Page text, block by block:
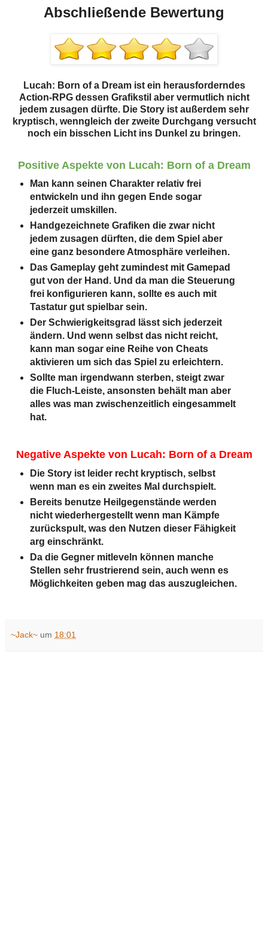
Abschließende Bewertung
Lucah: Born of a Dream ist ein herausforderndes
Action-RPG dessen Grafikstil aber vermutlich nicht
jedem zusagen dürfte. Die Story ist außerdem sehr
kryptisch, wenngleich der zweite Durchgang versucht
noch ein bisschen Licht ins Dunkel zu bringen.
Positive Aspekte von Lucah: Born of a Dream
Man kann seinen Charakter relativ frei
entwickeln und ihn gegen Ende sogar
jederzeit umskillen.
Handgezeichnete Grafiken die zwar nicht
jedem zusagen dürften, die dem Spiel aber
eine ganz besondere Atmosphäre verleihen.
Das Gameplay geht zumindest mit Gamepad
gut von der Hand. Und da man die Steuerung
frei konfigurieren kann, sollte es auch mit
Tastatur gut spielbar sein.
Der Schwierigkeitsgrad lässt sich jederzeit
ändern. Und wenn selbst das nicht reicht,
kann man sogar eine Reihe von Cheats
aktivieren um sich das Spiel zu erleichtern.
Sollte man irgendwann sterben, steigt zwar
die Fluch-Leiste, ansonsten behält man aber
alles was man zwischenzeitlich eingesammelt
hat.
Negative Aspekte von Lucah: Born of a Dream
Die Story ist leider recht kryptisch, selbst
wenn man es ein zweites Mal durchspielt.
Bereits benutze Heilgegenstände werden
nicht wiederhergestellt wenn man Kämpfe
zurückspult, was den Nutzen dieser Fähigkeit
arg einschränkt.
Da die Gegner mitleveln können manche
Stellen sehr frustrierend sein, auch wenn es
Möglichkeiten geben mag das auszugleichen.
~Jack~ um 18:01